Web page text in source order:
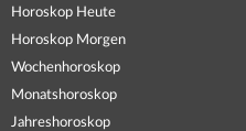
Horoskop Heute
Horoskop Morgen
Wochenhoroskop
Monatshoroskop
Jahreshoroskop